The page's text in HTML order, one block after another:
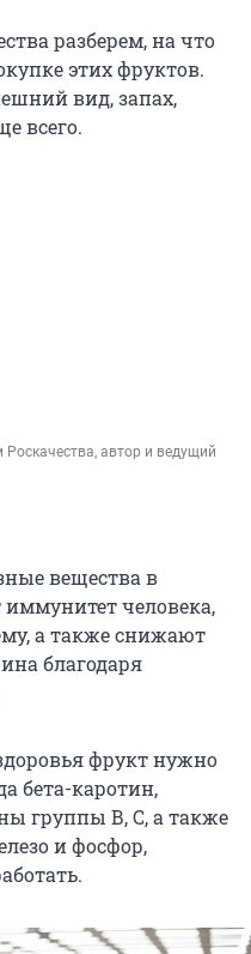
разберем, на что
этих фруктов.
вид, запах,
всего.
автор и ведущий
вещества в
человека,
а также снижают
благодаря
фрукт нужно
бета-каротин,
группы В, С, а также
и фосфор,